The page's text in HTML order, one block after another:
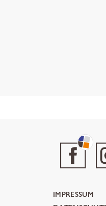
IMPRESSUM